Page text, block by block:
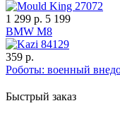
1 299 р. 5 199
BMW M8
359 р.
Роботы: военный
Быстрый заказ